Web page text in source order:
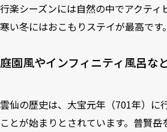
行楽シーズンには自然の中でアクティ
寒い冬にはおこもりステイが最高です。
庭園風やインフィニティ風呂な
雲仙の歴史は、大宝元年（701年）に
ことが始まりとされています。普賢